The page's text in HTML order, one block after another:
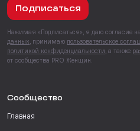
Подписаться
Нажимая «Подписаться», я даю согласие на
данных , принимаю пользовательское
политикой конфиденциальности , а также
от сообщества PRO Женщин.
Сообщество
Главная